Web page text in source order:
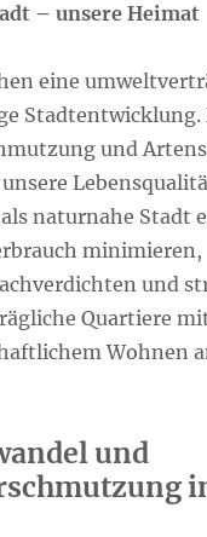
– unsere Heimat
eine
Stadtentwicklung.
und
naturnahe Stadt
und
Quartiere
Wohnen
und